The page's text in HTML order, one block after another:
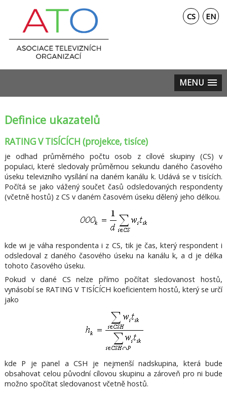
CS EN
MENU
Definice ukazatelů
RATING V TISÍCÍCH (projekce, tisíce)
je odhad průměrného počtu osob z cílové skupiny (CS) v
populaci, které sledovaly průměrnou sekundu daného časového
úseku televizního vysílání na daném kanálu k. Udává se v tisících.
Počítá se jako vážený součet časů odsledovaných respondenty
(včetně hostů) z CS v daném časovém úseku dělený jeho délkou.
kde wi je váha respondenta i z CS, tik je čas, který respondent i
odsledoval z daného časového úseku na kanálu k, a d je délka
tohoto časového úseku.
Pokud v dané CS nelze přímo počítat sledovanost hostů,
vynásobí se RATING V TISÍCÍCH koeficientem hostů, který se určí
jako
kde P je panel a CSH je nejmenší nadskupina, která bude
obsahovat celou původní cílovou skupinu a zároveň pro ni bude
možno spočítat sledovanost včetně hostů.